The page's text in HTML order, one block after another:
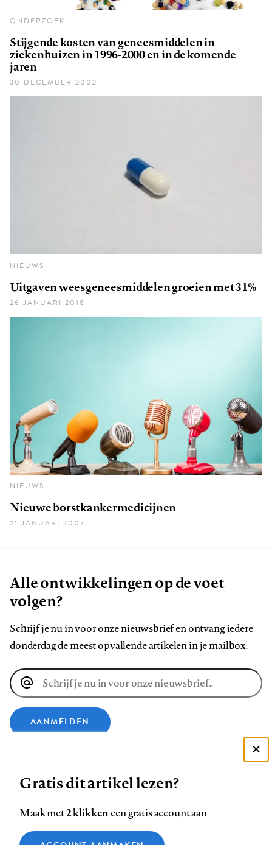
ONDERZOEK
Stijgende kosten van geneesmiddelen in
ziekenhuizen in 1996-2000 en in de komende
jaren
30 DECEMBER 2002
NIEUWS
Uitgaven weesgeneesmiddelen groeien met 31%
26 JANUARI 2018
NIEUWS
Nieuwe borstkankermedicijnen
21 JANUARI 2007
Alle ontwikkelingen op de voet
volgen?
Schrijf je nu in voor onze nieuwsbrief en ontvang iedere
donderdag de meest opvallende artikelen in je mailbox.
E-
mailadres
AANMELDEN
ons
op
ons
ons
ons
ons
op
ons
Contact Colofon Disclaimer Privacy
Zie onze cookie policy
Gratis dit artikel lezen?
Maak met2 klikkeneen gratis account aan